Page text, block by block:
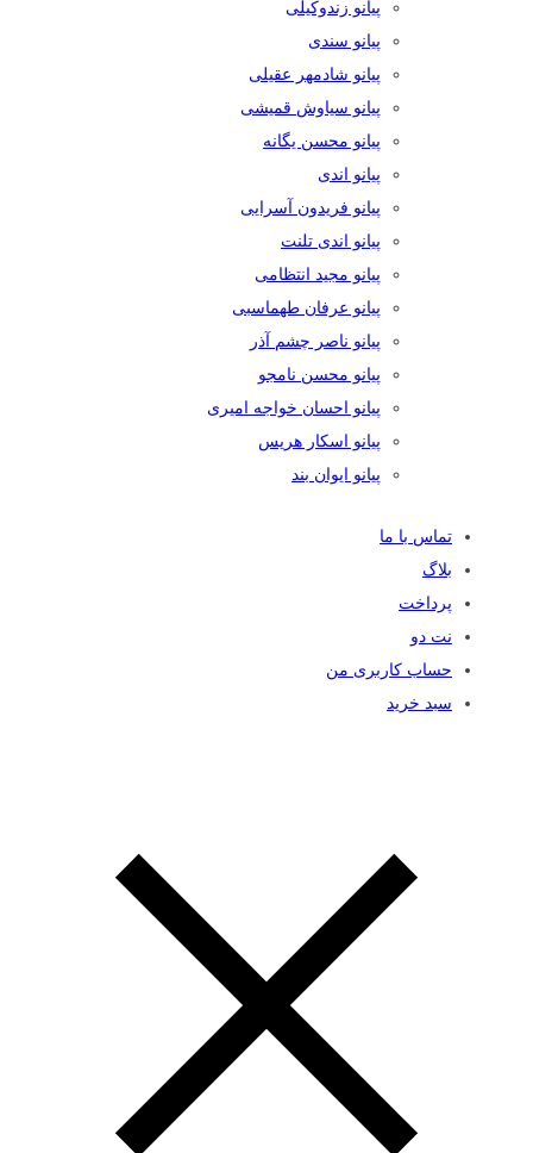
پیانو زندوکیلی
پیانو سندی
پیانو شادمهر عقیلی
پیانو سیاوش قمیشی
پیانو محسن یگانه
پیانو اندی
پیانو فریدون آسرایی
پیانو اندی تلنت
پیانو مجید انتظامی
پیانو عرفان طهماسبی
پیانو ناصر چشم آذر
پیانو محسن نامجو
پیانو احسان خواجه امیری
پیانو اسکار هریس
پیانو ایوان بند
تماس با ما
بلاگ
پرداخت
نت دو
حساب کاربری من
سبد خرید